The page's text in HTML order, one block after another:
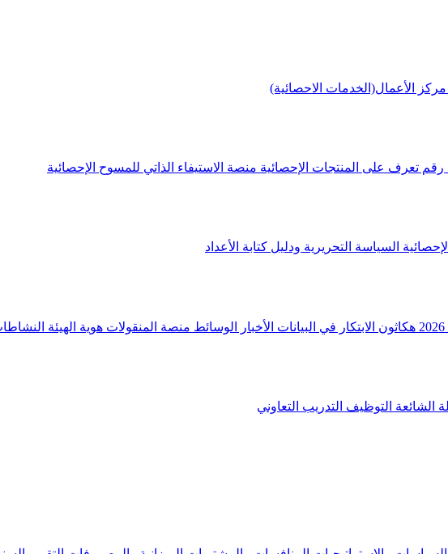
مركز الأعمال(الخدمات الاحصائية)
رقم تعرف على المنتجات الإحصائية منصة الاستيفاء الذاتي للمسوح الإحصائية
السياسة التحريرية ودليل كتابة الأعداد
هكاثون الابتكار في البيانات الأخبار الوسائط منصة المنقولات هوية الهيئة
الشائعة التوظيف التدريب التعاوني